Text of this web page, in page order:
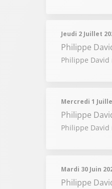
Jeudi 2 Juillet
Philippe
Philippe
Mercredi 1
Philippe
Philippe
Mardi 30 Juin
Philippe